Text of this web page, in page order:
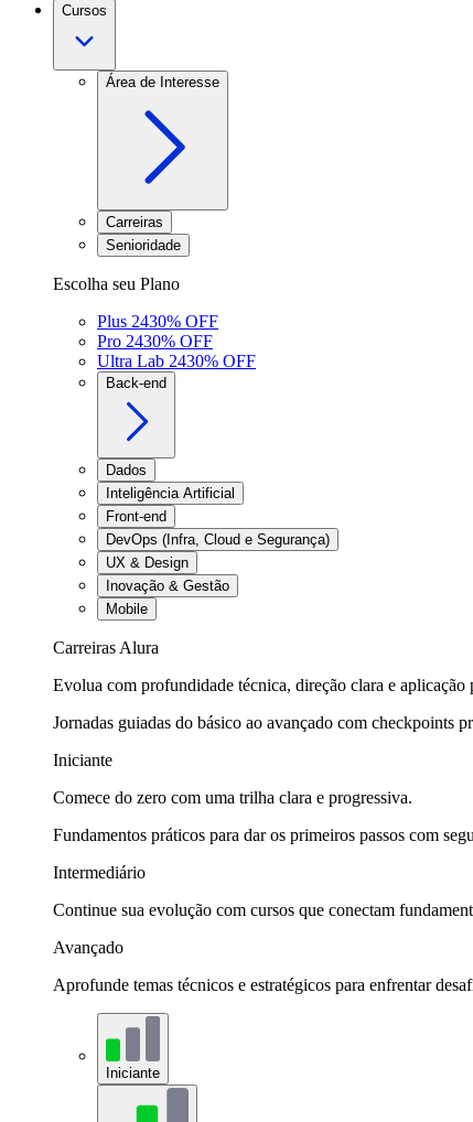
Cursos
Área de Interesse
Carreiras
Senioridade
Escolha seu Plano
Plus 2430% OFF
Pro 2430% OFF
Ultra Lab 2430% OFF
Back-end
Dados
Inteligência Artificial
Front-end
DevOps (Infra, Cloud e Segurança)
UX & Design
Inovação & Gestão
Mobile
Carreiras Alura
Evolua com profundidade técnica, direção clara e aplicação
Jornadas guiadas do básico ao avançado com checkpoints
Iniciante
Comece do zero com uma trilha clara e progressiva.
Fundamentos práticos para dar os primeiros passos com
Intermediário
Continue sua evolução com cursos que conectam
Avançado
Aprofunde temas técnicos e estratégicos para enfrentar
Iniciante